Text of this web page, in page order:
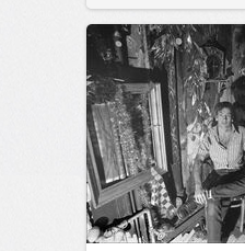
позитива!19:38Вчера